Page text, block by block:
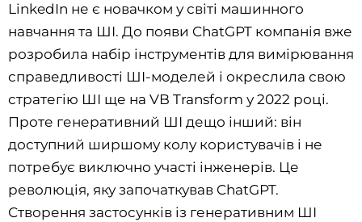
LinkedIn не є новачком у світі машинного
навчання та ШІ. До появи ChatGPT компанія вже
розробила набір інструментів для вимірювання
справедливості ШІ-моделей і окреслила свою
стратегію ШІ ще на VB Transform у 2022 році.
Проте генеративний ШІ дещо інший: він
доступний ширшому колу користувачів і не
потребує виключно участі інженерів. Це
революція, яку започаткував ChatGPT.
Створення застосунків із генеративним ШІ